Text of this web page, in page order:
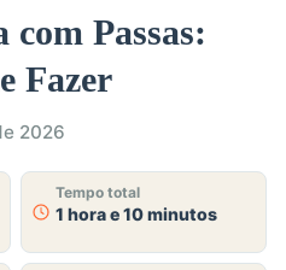
com Passas:
Fazer
2026
Tempo total
1 hora e 10 minutos